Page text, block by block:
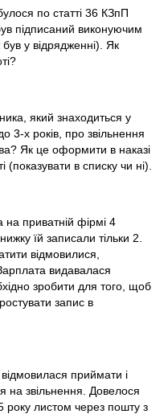
по статті 36 КЗпП
підписаний виконуючим
у відрядженні). Як
який знаходиться у
3-х років, про звільнення
Як це оформити в наказі
(показувати в списку чи ні).
приватній фірмі 4
їй записали тільки 2.
відмовилися,
видавалася
зробити для того, щоб
запис в
приймати і
на звільнення. Довелося
року листом через пошту з